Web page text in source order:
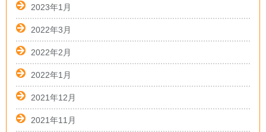
2023年1月
2022年3月
2022年2月
2022年1月
2021年12月
2021年11月